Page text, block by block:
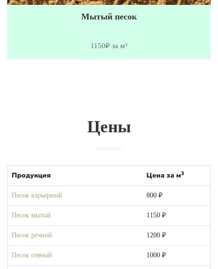
Мытый песок
1150₽ за м³
Цены
Продукция Цена за м3
Песок карьерный 800 ₽
Песок мытый 1150 ₽
Песок речной 1200 ₽
Песок сеяный 1000 ₽